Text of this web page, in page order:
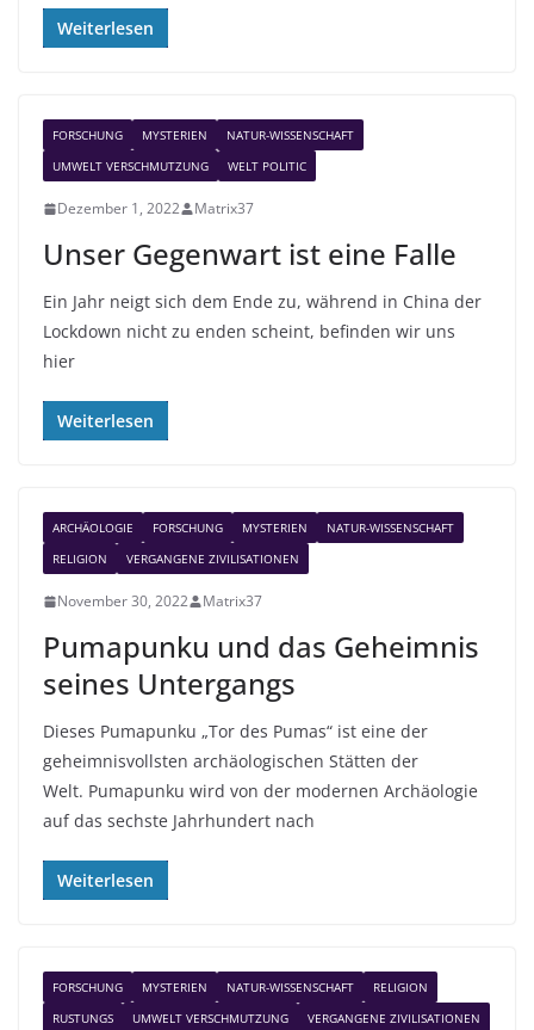
Weiterlesen
FORSCHUNG MYSTERIEN
NATUR-WISSENSCHAFT
UMWELT VERSCHMUTZUNG
WELT POLITIC
Dezember 1, 2022 Matrix37
Unser Gegenwart ist eine Falle
Ein Jahr neigt sich dem Ende zu, während in China der
Lockdown nicht zu enden scheint, befinden wir uns
hier
Weiterlesen
ARCHÄOLOGIE FORSCHUNG MYSTERIEN
NATUR-WISSENSCHAFT
RELIGION
VERGANGENE ZIVILISATIONEN
November 30, 2022 Matrix37
Pumapunku und das Geheimnis
seines Untergangs
Dieses Pumapunku „Tor des Pumas“ ist eine der
geheimnisvollsten archäologischen Stätten der
Welt. Pumapunku wird von der modernen Archäologie
auf das sechste Jahrhundert nach
Weiterlesen
FORSCHUNG MYSTERIEN NATUR-WISSENSCHAFT
RELIGION
RUSTUNGS
UMWELT VERSCHMUTZUNG VERGANGENE ZIVILISATIONEN